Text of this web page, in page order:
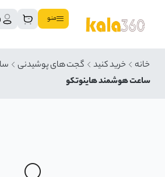
منو
خانه خرید کنید گجت های پوشیدنی
ساعت هوشمند هاینوتکو